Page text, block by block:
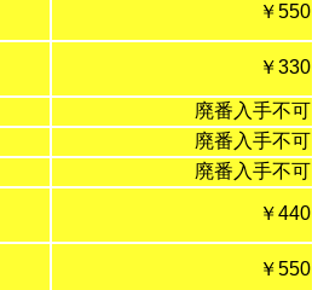
￥550
￥330
廃番入手不可
廃番入手不可
廃番入手不可
￥440
￥550